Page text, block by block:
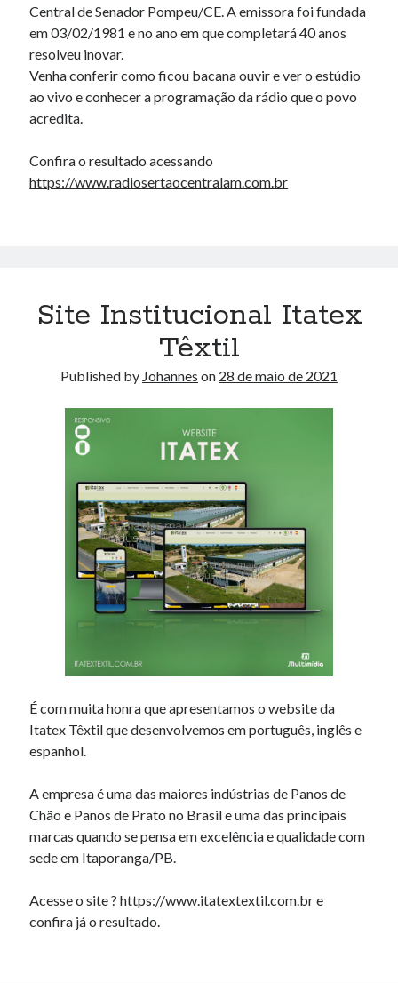
Central de Senador Pompeu/CE. A emissora foi fundada
em 03/02/1981 e no ano em que completará 40 anos
resolveu inovar.
Venha conferir como ficou bacana ouvir e ver o estúdio
ao vivo e conhecer a programação da rádio que o povo
acredita.
Confira o resultado acessando
https://www.radiosertaocentralam.com.br
Site Institucional Itatex
Têxtil
Published by Johannes on 28 de maio de 2021
É com muita honra que apresentamos o website da
Itatex Têxtil que desenvolvemos em português, inglês e
espanhol.
A empresa é uma das maiores indústrias de Panos de
Chão e Panos de Prato no Brasil e uma das principais
marcas quando se pensa em excelência e qualidade com
sede em Itaporanga/PB.
Acesse o site ?https://www.itatextextil.com.bre
confira já o resultado.